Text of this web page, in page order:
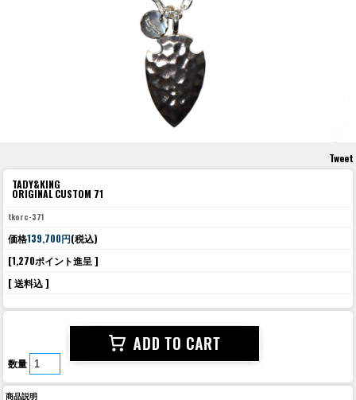
Tweet
TADY&KING
ORIGINAL CUSTOM 71
tkorc-371
価格139,700円(税込)
[1,270ポイント進呈 ]
[ 送料込 ]
数量
商品説明